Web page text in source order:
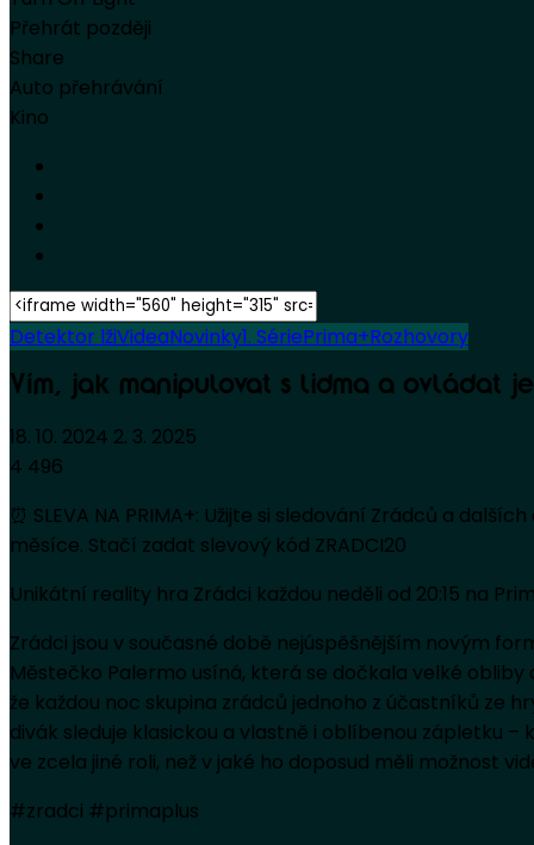
Přehrát později
Share
Auto přehrávání
Kino
Detektor lžiVideaNovinky1. SériePrima+Rozhovory
Vím, jak manipulovat s lidma a ovládat je
18. 10. 2024 2. 3. 2025
4 496
⏰ SLEVA NA PRIMA+: Užijte si sledování Zrádců a
měsíce. Stačí zadat slevový kód ZRADCI20
Unikátní reality hra Zrádci každou neděli od 20:15 na
Zrádci jsou v současné době nejúspěšnějším novým
Městečko Palermo usíná, která se dočkala velké
že každou noc skupina zrádců jednoho z účastníků ze
divák sleduje klasickou a vlastně i oblíbenou zápletku
ve zcela jiné roli, než v jaké ho doposud měli možnost
#zradci #primaplus